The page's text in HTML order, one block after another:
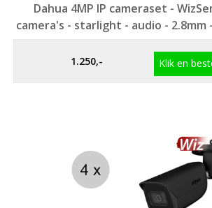
Dahua 4MP IP cameraset -
camera's - starlight - audio - 2.8mm
1.250,- Klik en